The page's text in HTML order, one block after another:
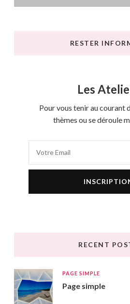
RESTER
Les
Pour vous tenir au courant
thèmes ou se déroule
RECENT
PAGE SIMPLE
Page simple